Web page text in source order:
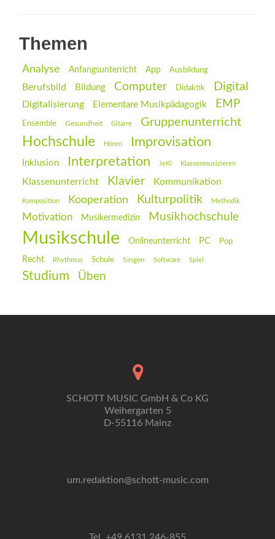
Themen
Analyse Anfangsunterricht App Ausbildung
Berufsbild Bildung Computer Didaktik Digital
Digitalisierung Elementare Musikpädagogik EMP
Ensemble Gesundheit Gitarre Gruppenunterricht
Hochschule Hören Improvisation
Inklusion Interpretation JeKi Klassenmusizieren
Klassenunterricht Klavier Kommunikation
Komposition Kooperation Kulturpolitik Methodik
Motivation Musikermedizin Musikhochschule
Musikschule Onlineunterricht PC Pop
Recht Rhythmus Schule Singen Software Spiel
Studium Üben
SCHOTT MUSIC GmbH & Co KG
Weihergarten 5
D-55116 Mainz
um.redaktion@schott-music.com